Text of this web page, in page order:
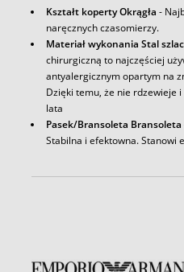
Kształt koperty Okrągła -
naręcznych czasomierzy.
Materiał wykonania Stal
chirurgiczną to najczęściej
antyalergicznym opartym na
Dzięki temu, że nie rdzewieje
lata
Pasek/Bransoleta Bransoleta
Stabilna i efektowna. Stanowi